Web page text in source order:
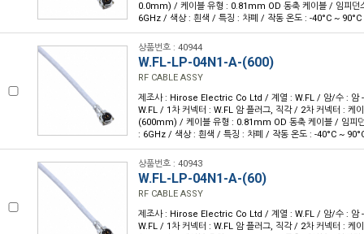
0.0mm) / 케이블 유형 : 0.81mm OD 동축 케이블 / 임피던
6GHz / 색상 : 흰색 / 특징 : 차폐 / 작동 온도 : -40°C ~ 90°C
상품번호 : 40944
W.FL-LP-04N1-A-(600)
RF CABLE ASSY
제조사 : Hirose Electric Co Ltd / 계열 : W.FL / 암/수 : 암 -
W.FL / 1차 커넥터 : W.FL 암 플러그, 직각 / 2차 커넥터 : 케
(600mm) / 케이블 유형 : 0.81mm OD 동축 케이블 / 임피
: 6GHz / 색상 : 흰색 / 특징 : 차폐 / 작동 온도 : -40°C ~
상품번호 : 40943
W.FL-LP-04N1-A-(60)
RF CABLE ASSY
제조사 : Hirose Electric Co Ltd / 계열 : W.FL / 암/수 : 암 -
W.FL / 1차 커넥터 : W.FL 암 플러그, 직각 / 2차 커넥터 : 케